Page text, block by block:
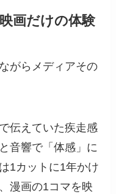
画だけの体験
がらメディアその
伝えていた疾走感
音響で「体感」に
1カットに1年かけ
漫画の1コマを映